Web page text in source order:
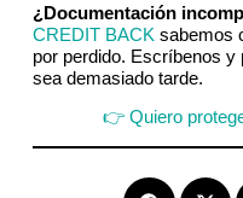
¿Documentación
CREDIT BACK sabemos
por perdido. Escríbenos y
sea demasiado tarde.
👉 Quiero